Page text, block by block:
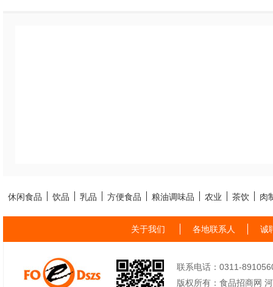
休闲食品 饮品 乳品 方便食品 粮油调味品 农业 茶饮 肉
关于我们 各地联系人 诚
联系电话：0311-
版权所有：食品招商网